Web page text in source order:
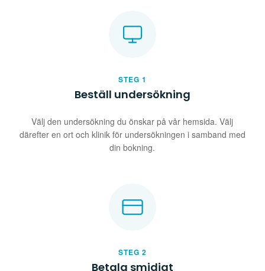
STEG 1
Beställ undersökning
Välj den undersökning du önskar på vår hemsida. Välj
därefter en ort och klinik för undersökningen i samband med
din bokning.
STEG 2
Betala smidigt